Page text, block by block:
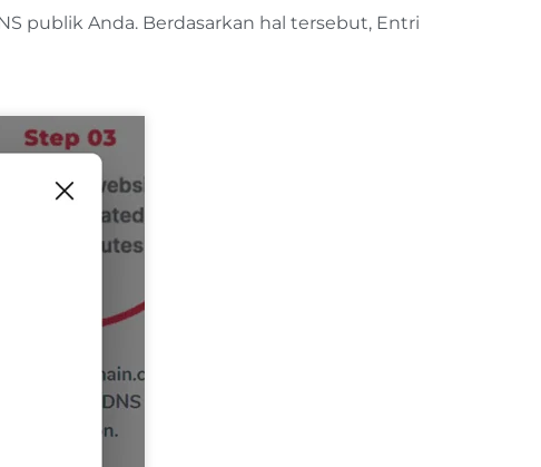
publik Anda. Berdasarkan hal tersebut, Entri